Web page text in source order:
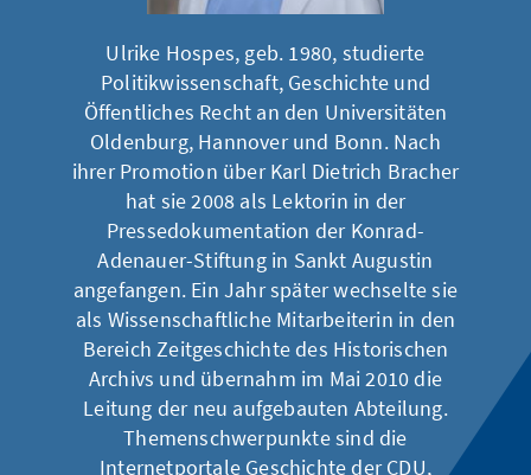
Ulrike Hospes, geb. 1980, studierte
Politikwissenschaft, Geschichte und
Öffentliches Recht an den Universitäten
Oldenburg, Hannover und Bonn. Nach
ihrer Promotion über Karl Dietrich Bracher
hat sie 2008 als Lektorin in der
Pressedokumentation der Konrad-
Adenauer-Stiftung in Sankt Augustin
angefangen. Ein Jahr später wechselte sie
als Wissenschaftliche Mitarbeiterin in den
Bereich Zeitgeschichte des Historischen
Archivs und übernahm im Mai 2010 die
Leitung der neu aufgebauten Abteilung.
Themenschwerpunkte sind die
Internetportale Geschichte der CDU,